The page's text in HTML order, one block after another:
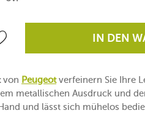
IN DEN
von Peugeotverfeinern Sie Ihre
metallischen Ausdruck und
und lässt sich mühelos